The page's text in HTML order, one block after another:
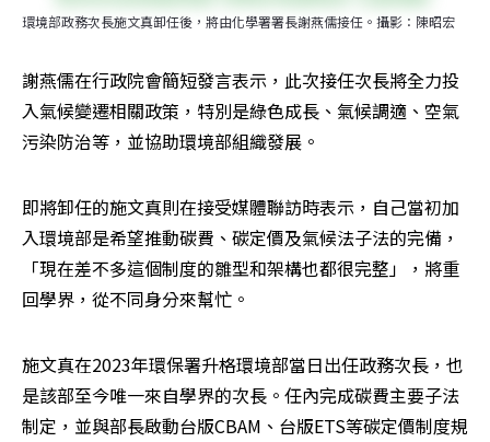
環境部政務次長施文真卸任後，將由化學署署長謝燕儒接任。攝影：陳昭宏
謝燕儒在行政院會簡短發言表示，此次接任次長將全力投
入氣候變遷相關政策，特別是綠色成長、氣候調適、空氣
污染防治等，並協助環境部組織發展。
即將卸任的施文真則在接受媒體聯訪時表示，自己當初加
入環境部是希望推動碳費、碳定價及氣候法子法的完備，
「現在差不多這個制度的雛型和架構也都很完整」，將重
回學界，從不同身分來幫忙。
施文真在2023年環保署升格環境部當日出任政務次長，也
是該部至今唯一來自學界的次長。任內完成碳費主要子法
制定，並與部長啟動台版CBAM、台版ETS等碳定價制度規